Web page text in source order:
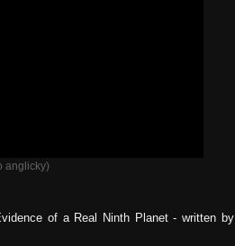
anglicky)
of a Real Ninth Planet - written by